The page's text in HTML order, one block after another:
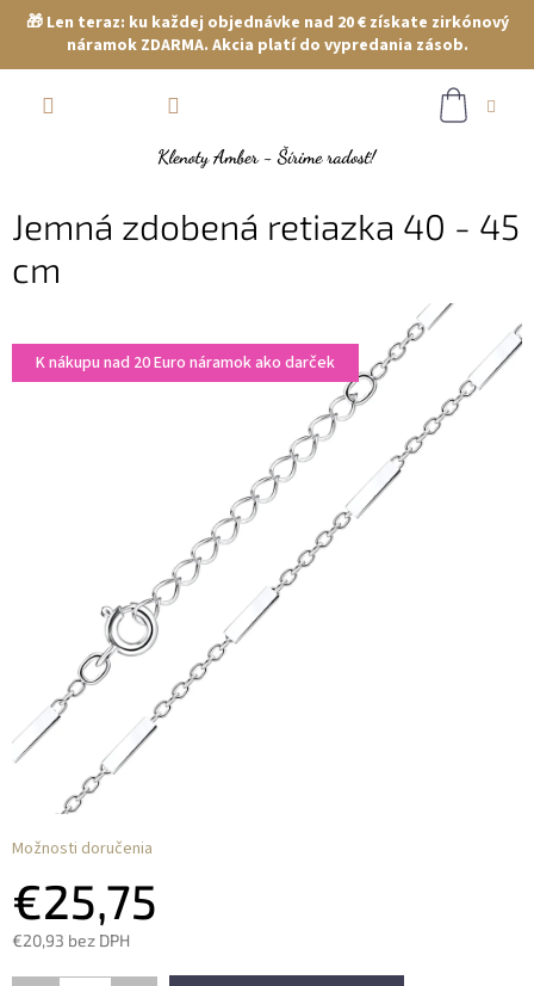
🎁 Len teraz: ku každej objednávke nad 20 € získate zirkónový
náramok ZDARMA. Akcia platí do vypredania zásob.
Jemná zdobená retiazka 40 - 45
cm
K nákupu nad 20 Euro náramok ako darček
€25,75
€20,93 bez DPH
Možnosti doručenia